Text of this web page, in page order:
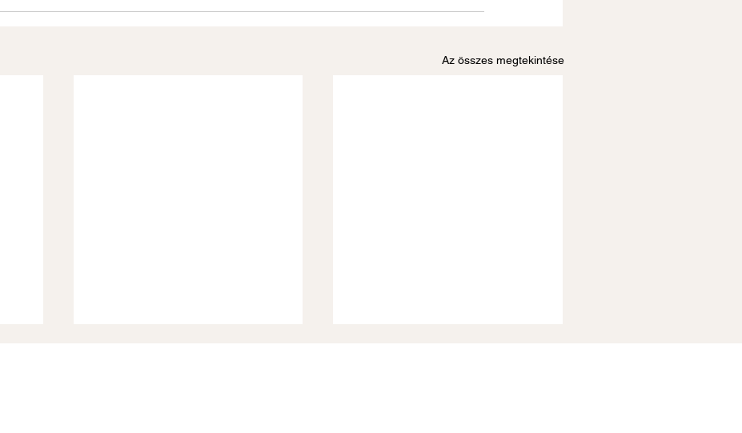
Az összes megtekintése